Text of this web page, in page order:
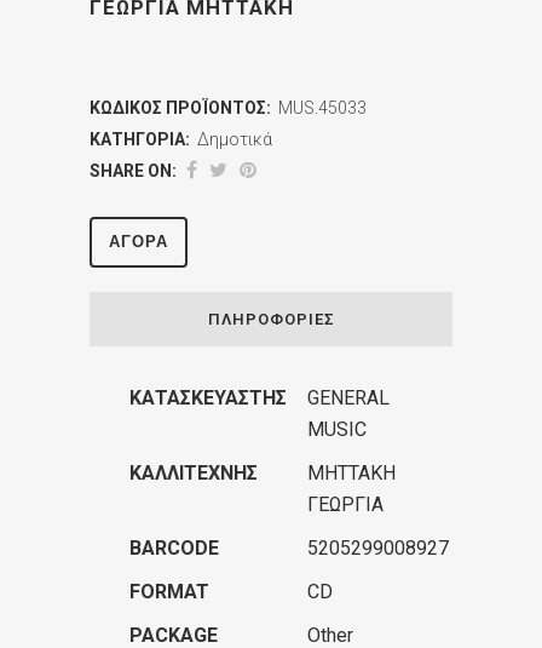
ΓΕΩΡΓΙΑ ΜΗΤΤΑΚΗ
ΚΩΔΙΚΌΣ ΠΡΟΪΌΝΤΟΣ: MUS.45033
ΚΑΤΗΓΟΡΊΑ: Δημοτικά
SHARE ON:
ΑΓΟΡΆ
ΠΛΗΡΟΦΟΡΊΕΣ
ΚΑΤΑΣΚΕΥΑΣΤΉΣ
GENERAL
MUSIC
ΚΑΛΛΙΤΈΧΝΗΣ
ΜΗTΤΑΚΗ
ΓΕΩΡΓΙΑ
BARCODE
5205299008927
FORMAT
CD
PACKAGE
Other